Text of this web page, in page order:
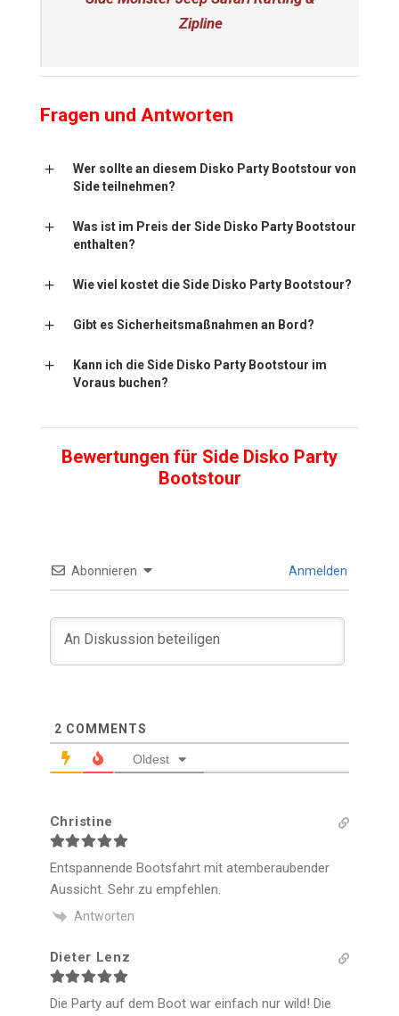
Zipline
Fragen und Antworten
Wer sollte an diesem Disko Party Bootstour von
Side teilnehmen?
Was ist im Preis der Side Disko Party Bootstour
enthalten?
Wie viel kostet die Side Disko Party Bootstour?
Gibt es Sicherheitsmaßnahmen an Bord?
Kann ich die Side Disko Party Bootstour im
Voraus buchen?
Bewertungen für Side Disko Party
Bootstour
Abonnieren Anmelden
2 COMMENTS
Oldest
Christine
Entspannende Bootsfahrt mit atemberaubender
Aussicht. Sehr zu empfehlen.
Antworten
Dieter Lenz
Die Party auf dem Boot war einfach nur wild! Die